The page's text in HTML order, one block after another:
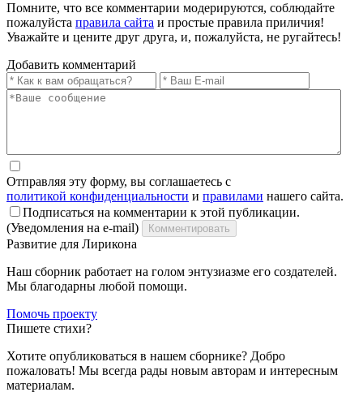
Помните, что все комментарии модерируются, соблюдайте
пожалуйста правила сайта и простые правила приличия!
Уважайте и цените друг друга, и, пожалуйста, не ругайтесь!
Добавить комментарий
Отправляя эту форму, вы соглашаетесь с
политикой конфиденциальности и правилами нашего сайта.
Подписаться на комментарии к этой публикации.
(Уведомления на e-mail)
Комментировать
Развитие для Лирикона
Наш сборник работает на голом энтузиазме его создателей.
Мы благодарны любой помощи.
Помочь проекту
Пишете стихи?
Хотите опубликоваться в нашем сборнике? Добро
пожаловать! Мы всегда рады новым авторам и интересным
материалам.